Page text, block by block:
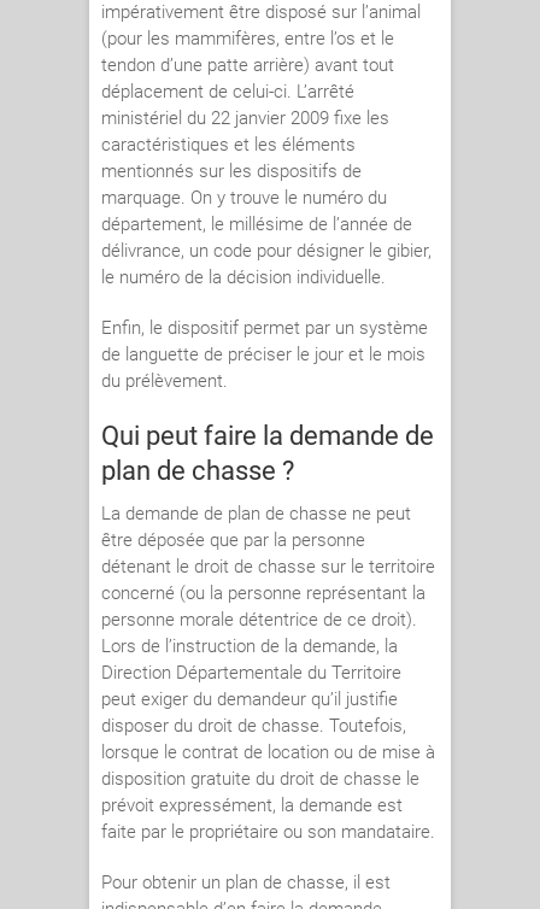
impérativement être disposé sur l’animal
(pour les mammifères, entre l’os et le
tendon d’une patte arrière) avant tout
déplacement de celui-ci. L’arrêté
ministériel du 22 janvier 2009 fixe les
caractéristiques et les éléments
mentionnés sur les dispositifs de
marquage. On y trouve le numéro du
département, le millésime de l’année de
délivrance, un code pour désigner le gibier,
le numéro de la décision individuelle.
Enfin, le dispositif permet par un système
de languette de préciser le jour et le mois
du prélèvement.
Qui peut faire la demande de
plan de chasse ?
La demande de plan de chasse ne peut
être déposée que par la personne
détenant le droit de chasse sur le territoire
concerné (ou la personne représentant la
personne morale détentrice de ce droit).
Lors de l’instruction de la demande, la
Direction Départementale du Territoire
peut exiger du demandeur qu’il justifie
disposer du droit de chasse. Toutefois,
lorsque le contrat de location ou de mise à
disposition gratuite du droit de chasse le
prévoit expressément, la demande est
faite par le propriétaire ou son mandataire.
Pour obtenir un plan de chasse, il est